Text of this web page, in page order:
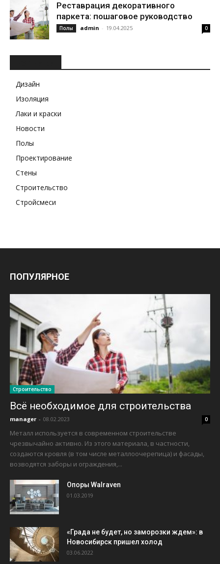
Реставрация декоративного
паркета: пошаговое руководство
Полы admin - 19.04.2025 0
Дизайн
Изоляция
Лаки и краски
Новости
Полы
Проектирование
Стены
Строительство
Стройсмеси
ПОПУЛЯРНОЕ
Строительство
Всё необходимое для строительства
manager - 08.02.2023 0
Металл используется в современном строительстве
чрезвычайно активно. Из этого материала, в частности,
создаются кровля (в том числе металлоочерепица) и фасады,
возводятся заборы и ограждения,...
Опоры Walraven
01.03.2019
«Града не будет, но заморозки ждем»: в
Новосибирск пришел холод
03.06.2022